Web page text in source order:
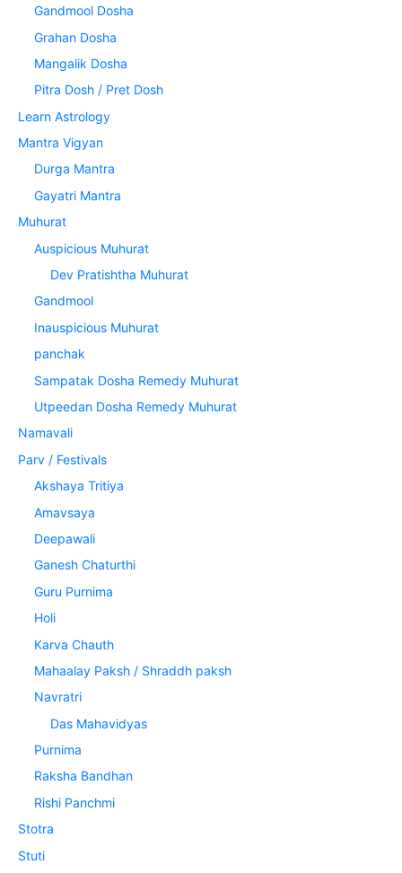
Gandmool Dosha
Grahan Dosha
Mangalik Dosha
Pitra Dosh / Pret Dosh
Learn Astrology
Mantra Vigyan
Durga Mantra
Gayatri Mantra
Muhurat
Auspicious Muhurat
Dev Pratishtha Muhurat
Gandmool
Inauspicious Muhurat
panchak
Sampatak Dosha Remedy Muhurat
Utpeedan Dosha Remedy Muhurat
Namavali
Parv / Festivals
Akshaya Tritiya
Amavsaya
Deepawali
Ganesh Chaturthi
Guru Purnima
Holi
Karva Chauth
Mahaalay Paksh / Shraddh paksh
Navratri
Das Mahavidyas
Purnima
Raksha Bandhan
Rishi Panchmi
Stotra
Stuti